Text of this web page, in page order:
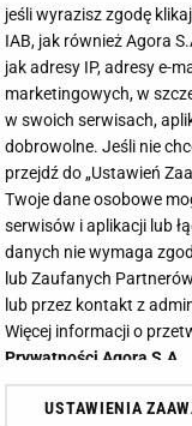
jeśli wyrazisz zgodę
IAB, jak również Agora
jak adresy IP, adresy e-
marketingowych, w
w swoich serwisach,
dobrowolne. Jeśli nie
przejdź do „Ustawień
Twoje dane osobowe
serwisów i aplikacji lub
danych nie wymaga
lub Zaufanych
lub przez kontakt z
Więcej informacji o
Prywatności Agora S.A.
Klikając „Akceptuję”
USTAWIENIA